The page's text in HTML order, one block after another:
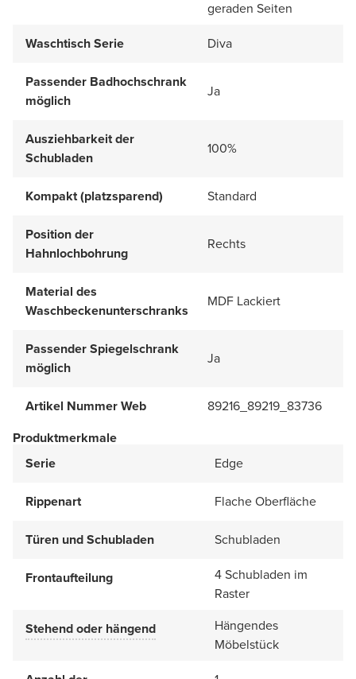
geraden Seiten
Waschtisch Serie
Diva
Passender Badhochschrank
möglich
Ja
Ausziehbarkeit der
Schubladen
100%
Kompakt (platzsparend) Standard
Position der
Hahnlochbohrung
Rechts
Material des
Waschbeckenunterschranks
MDF Lackiert
Passender Spiegelschrank
möglich
Ja
Artikel Nummer Web
89216_89219_83736
Produktmerkmale
Serie
Edge
Rippenart Flache Oberfläche
Türen und Schubladen Schubladen
Frontaufteilung
4 Schubladen im
Raster
Stehend oder hängend
Hängendes
Möbelstück